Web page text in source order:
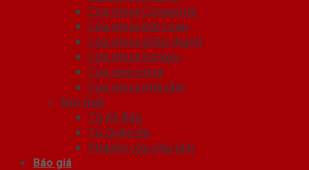
Cửa nhựa Composite
Cửa nhựa Đài Loan
Cửa nhựa ghép thanh
Cửa nhựa Sungyu
Cửa vòm nhựa
Cửa nhựa nhà tắm
Nội thất
Tủ Kệ Bếp
Tủ Quần Áo
Phụ kiện cửa nhà tắm
Báo giá